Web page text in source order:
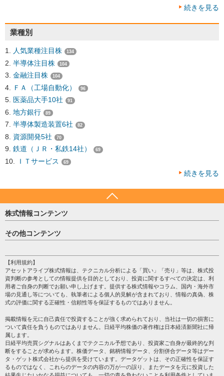
続きを見る
業種別
人気業種注目株 134
半導体注目株 104
金融注目株 104
ＦＡ（工場自動化） 96
医薬品大手10社 91
地方銀行 89
半導体製造装置6社 82
資源開発5社 70
鉄道（ＪＲ・私鉄14社） 69
ＩＴサービス 69
続きを見る
株式情報コンテンツ
日経平均
売買シグナル
株テーマ情報
海外市況
投資カレンダー
格付け情報
その他コンテンツ
個人情報保護方針
プライバシーポリシー
会社案内
サイトマップ
過去データ
【利用規約】
アセットアライブ株式情報は、テクニカル分析による「買い」「売り」等は、株式投
資判断の参考としての情報提供を目的としており、投資に関するすべての決定は、利
用者ご自身の判断でお願い申し上げます。提供する株式情報やコラム、国内・海外市
場の見通し等についても、執筆者による個人的見解が含まれており、情報の真偽、株
式の評価に関する正確性・信頼性等を保証するものではありません。
掲載情報を元に自己責任で投資することが強く求められており、当社は一切の損害に
ついて責任を負うものではありません。日経平均株価の著作権は日本経済新聞社に帰
属します。
日経平均売買シグナルはあくまでテクニカル予想であり、投資家ご自身が最終的な判
断をすることが求めらます。株価データ、銘柄情報データ、分割併合データ等はデー
タ・ゲット株式会社から提供を受けています。データゲットは、その正確性を保証す
るものではなく、これらのデータの内容の万が一の誤り、またデータを元に投資した